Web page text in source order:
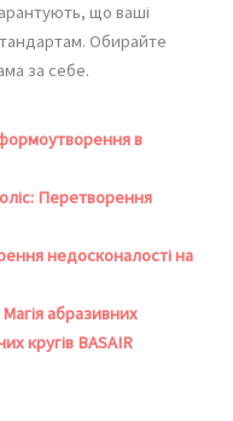
що ваші
Обирайте
за себе.
в
Перетворення
недосконалості на
абразивних
кругів BASAIR